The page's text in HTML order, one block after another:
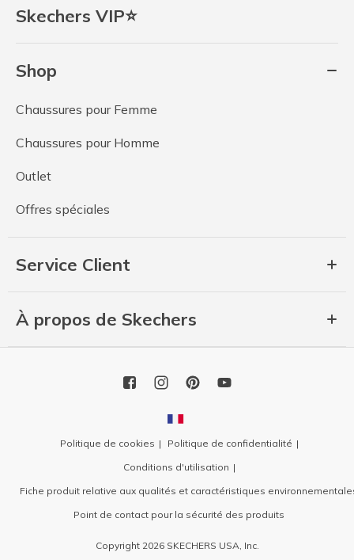
Skechers VIP⭐
Shop
Chaussures pour Femme
Chaussures pour Homme
Outlet
Offres spéciales
Service Client
À propos de Skechers
Politique de cookies
Politique de confidentialité
Conditions d'utilisation
Fiche produit relative aux qualités et caractéristiques
Point de contact pour la sécurité des produits
Copyright 2026 SKECHERS USA, Inc.